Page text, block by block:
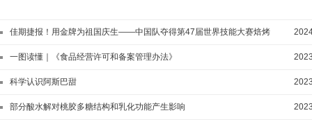
佳期捷报！用金牌为祖国庆生——中国队夺得第47届世界技能大赛焙烤
和西点糖艺竞赛项目两块金牌
一图读懂｜《食品经营许可和备案管理办法》
科学认识阿斯巴甜
部分酸水解对桃胶多糖结构和乳化功能产生影响